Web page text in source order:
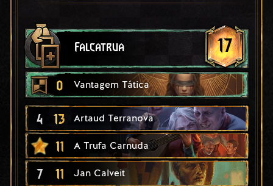
Falcatrua 17
0 Vantagem Tática
4 13 Artaud Terranova
11 A Trufa Carnuda
7 11 Jan Calveit